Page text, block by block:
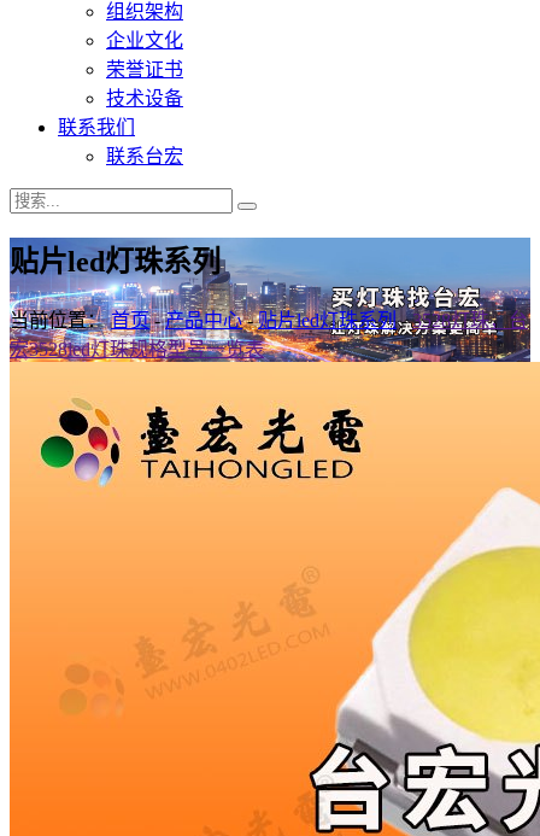
组织架构
企业文化
荣誉证书
技术设备
联系我们
联系台宏
贴片led灯珠系列
当前位置：首页-产品中心-贴片led灯珠系列-3528灯珠，台
宏3528led灯珠规格型号一览表